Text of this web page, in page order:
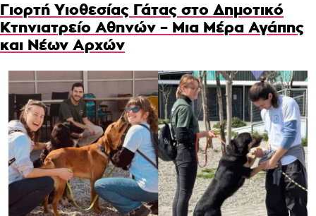
Γιορτή Υιοθεσίας Γάτας στο Δημοτικό
Κτηνιατρείο Αθηνών – Μια Μέρα Αγάπης
και Νέων Αρχών